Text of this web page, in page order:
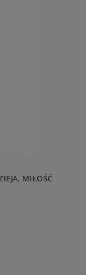
MIŁOŚĆ